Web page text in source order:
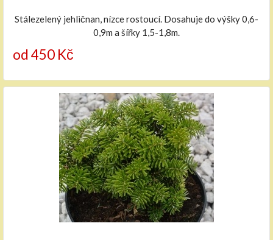
Stálezelený jehličnan, nízce rostoucí. Dosahuje do výšky 0,6-
0,9m a šířky 1,5-1,8m.
od 450 Kč